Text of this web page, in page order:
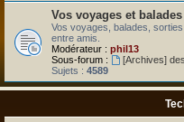
Vos voyages et
Vos voyages, balades,
entre amis.
Modérateur : phil13
Sous-forum :
[Archives]
Sujets : 4589